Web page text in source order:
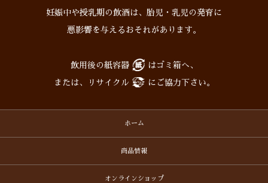
妊娠中や授乳期の飲酒は、胎児・乳児の発育に
悪影響を与えるおそれがあります。
飲用後の紙容器 はゴミ箱へ、
または、リサイクル にご協力下さい。
ホーム
商品情報
オンラインショップ